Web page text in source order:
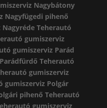
Nagybátony
Nagyfügedi pihenő
Teherautó
gumiszerviz
gumiszerviz Parád
Teherautó
gumiszerviz
gumiszerviz Polgár
pihenő Teherautó
gumiszerviz